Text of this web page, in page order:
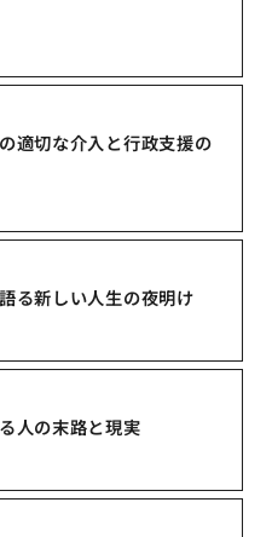
適切な介入と行政支援の
る新しい人生の夜明け
人の末路と現実